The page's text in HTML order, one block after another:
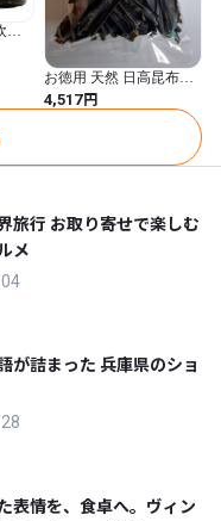
ト
が/
お徳用 天然 日高昆布
（切） 500g 長さ15cm 乾
燥 業務用 大容量 出汁 煮
しめ 昆布巻き おでん み
4,517円
旅行 お取り寄せで楽しむ
メ
が詰まった 兵庫県のショ
表情を、食卓へ。ヴィン